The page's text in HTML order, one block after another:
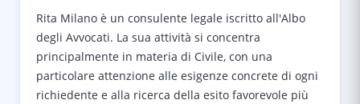
Rita Milano è un consulente legale iscritto all'Albo
degli Avvocati. La sua attività si concentra
principalmente in materia di Civile, con una
particolare attenzione alle esigenze concrete di ogni
richiedente e alla ricerca della esito favorevole più